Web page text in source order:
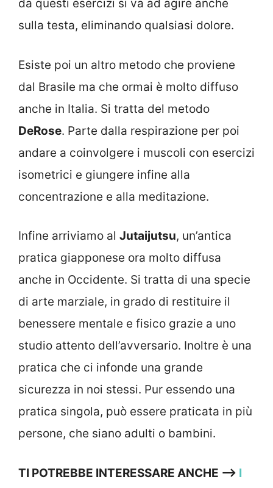
da questi esercizi si va ad agire anche
sulla testa, eliminando qualsiasi dolore.
Esiste poi un altro metodo che proviene
dal Brasile ma che ormai è molto diffuso
anche in Italia. Si tratta del metodo
DeRose. Parte dalla respirazione per poi
andare a coinvolgere i muscoli con esercizi
isometrici e giungere infine alla
concentrazione e alla meditazione.
Infine arriviamo al Jutaijutsu, un’antica
pratica giapponese ora molto diffusa
anche in Occidente. Si tratta di una specie
di arte marziale, in grado di restituire il
benessere mentale e fisico grazie a uno
studio attento dell’avversario. Inoltre è una
pratica che ci infonde una grande
sicurezza in noi stessi. Pur essendo una
pratica singola, può essere praticata in più
persone, che siano adulti o bambini.
TI POTREBBE INTERESSARE ANCHE –> I